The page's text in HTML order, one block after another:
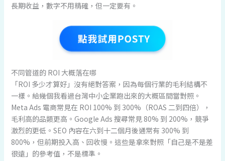
長期收益，數字不用精確，但一定要有。
不同管道的 ROI 大概落在哪
「ROI 多少才算好」沒有絕對答案，因為每個行業的毛利結構不
一樣。給幾個我看過台灣中小企業跑出來的大概區間當對照。
Meta Ads 電商常見在 ROI 100% 到 300%（ROAS 二到四倍），
毛利高的品類更高。Google Ads 搜尋常見 80% 到 200%，競爭
激烈的更低。SEO 內容在六到十二個月後通常有 300% 到
800%，但前期投入高、回收慢。這些是拿來對照「自己是不是差
很遠」的參考值，不是標準。